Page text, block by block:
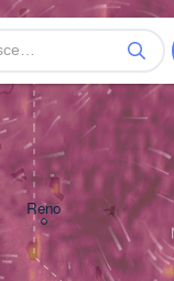
Reno